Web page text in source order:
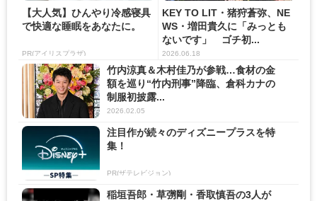
【大人気】ひんやり冷感寝具
で快適な睡眠をあなたに。
PR(アイリスプラザ)
KEY TO LIT・猪狩蒼弥、NE
WS・増田貴久に「みっとも
ないです」 ゴチ初...
2026.06.18
竹内涼真＆木村佳乃が参戦…食材の金
額を巡り“竹内刑事”降臨、倉科カナの
制服初披露...
2026.02.05
注目作が続々のディズニープラスを特
集！
PR(ザテレビジョン)
稲垣吾郎・草彅剛・香取慎吾の3人が